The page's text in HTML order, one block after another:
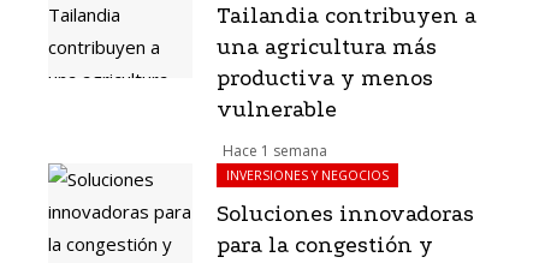
Tailandia contribuyen a
una agricultura más
productiva y menos
vulnerable
Hace 1 semana
INVERSIONES Y NEGOCIOS
Soluciones innovadoras
para la congestión y